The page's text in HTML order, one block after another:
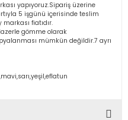
yapıyoruz.Sipariş üzerine
5 işgünü içerisinde teslim
fiatıdır.
gömme olarak
mümkün değildir.7 ayrı